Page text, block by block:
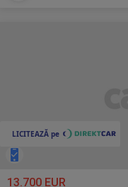
13.700 EUR